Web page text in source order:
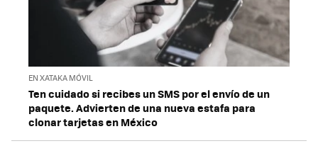
EN XATAKA MÓVIL
Ten cuidado si recibes un SMS por el envío de un
paquete. Advierten de una nueva estafa para
clonar tarjetas en México